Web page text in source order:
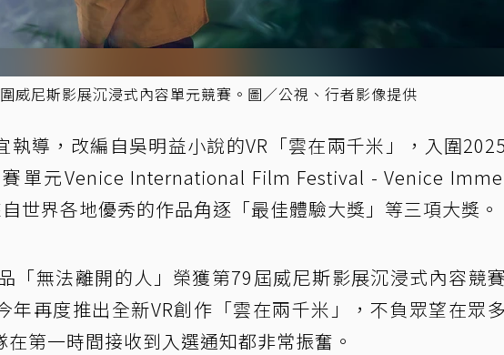
威尼斯影展沉浸式內容單元競賽。圖／公視、行者影像提供
執導，改編自吳明益小說的VR「雲在兩千米」，入圍2025
單元Venice International Film Festival - Venice
世界各地優秀的作品角逐「最佳體驗大獎」等三項大獎。
「無法離開的人」榮獲第79屆威尼斯影展沉浸式內容競
年再度推出全新VR創作「雲在兩千米」，不負眾望在眾
第一時間接收到入選通知都非常振奮。